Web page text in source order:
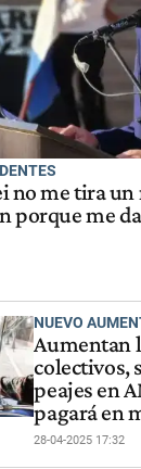
no me tira un
porque me
NUEVO
Aumentan
colectivos,
peajes en
pagará en
28-04-2025 17:32